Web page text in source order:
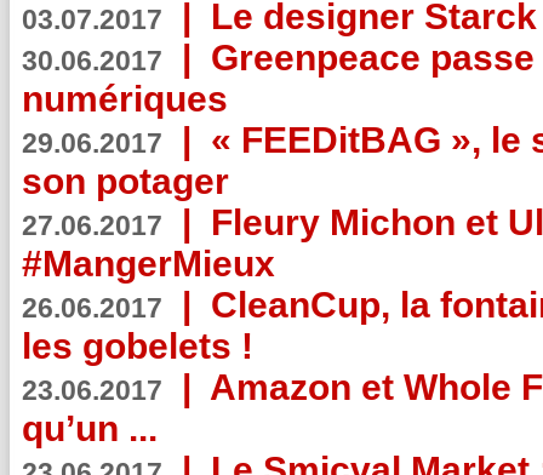
03.07.2017 | Le designer
30.06.2017 | Greenpeace
numériques
29.06.2017 | « FEEDitBAG », le
son potager
27.06.2017 | Fleury Michon et
#MangerMieux
26.06.2017 | CleanCup, la
les gobelets !
23.06.2017 | Amazon et Whole
qu’un ...